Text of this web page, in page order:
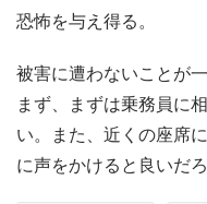
恐怖を与え得る。
被害に遭わないことが
まず、まずは乗務員に
い。また、近くの座席
に声をかけると良いだろ